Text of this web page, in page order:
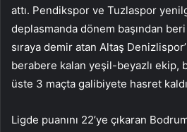
attı. Pendikspor ve Tuzlaspor
deplasmanda dönem başından beri
sıraya demir atan Altaş
berabere kalan yeşil-beyazlı ekip,
üste 3 maçta galibiyete hasret
Ligde puanını 22’ye çıkaran